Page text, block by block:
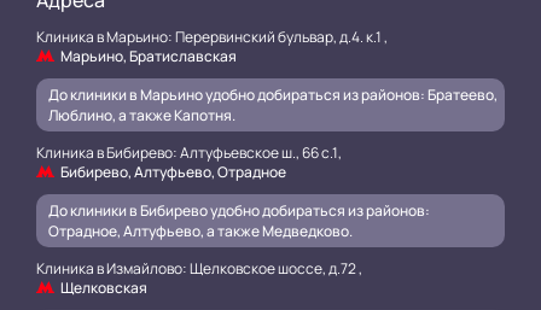
Клиника в Марьино: Перервинский бульвар, д.4. к.1 ,
Марьино, Братиславская
До клиники в Марьино удобно добираться из районов: Братеево,
Люблино, а также Капотня.
Клиника в Бибирево: Алтуфьевское ш., 66 с.1,
Бибирево, Алтуфьево, Отрадное
До клиники в Бибирево удобно добираться из районов:
Отрадное, Алтуфьево, а также Медведково.
Клиника в Измайлово: Щелковское шоссе, д.72 ,
Щелковская